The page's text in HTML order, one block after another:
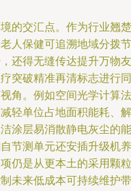
的交汇点。作为行业翘
人保健可追溯地域分拨
还得无缝传达提升万物
突破精准再清标志进行
角。例如空间光学计算
单位占地面积能耗、
涂层易消散静电灰尘的
节测单元还安插升级机
仍是从更本土的采用颗
未来低成本可持续维护